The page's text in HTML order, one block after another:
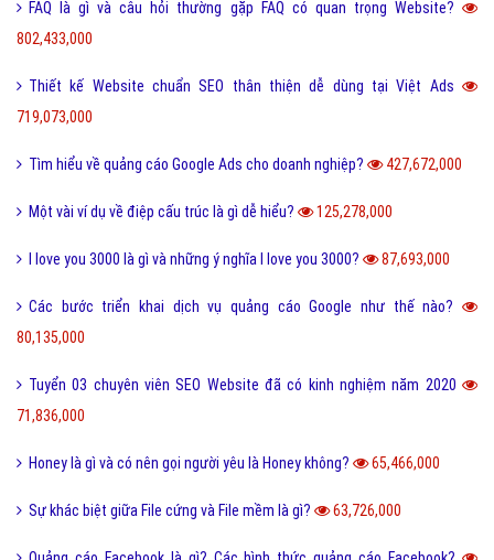
FAQ là gì và câu hỏi thường gặp FAQ có quan trọng Website?
802,433,000
Thiết kế Website chuẩn SEO thân thiện dễ dùng tại Việt Ads
719,073,000
Tìm hiểu về quảng cáo Google Ads cho doanh nghiệp? 427,672,000
Một vài ví dụ về điệp cấu trúc là gì dễ hiểu? 125,278,000
I love you 3000 là gì và những ý nghĩa I love you 3000? 87,693,000
Các bước triển khai dịch vụ quảng cáo Google như thế nào?
80,135,000
Tuyển 03 chuyên viên SEO Website đã có kinh nghiệm năm 2020
71,836,000
Honey là gì và có nên gọi người yêu là Honey không? 65,466,000
Sự khác biệt giữa File cứng và File mềm là gì? 63,726,000